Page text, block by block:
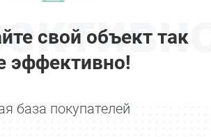
свой объект так
эффективно!
база покупателей